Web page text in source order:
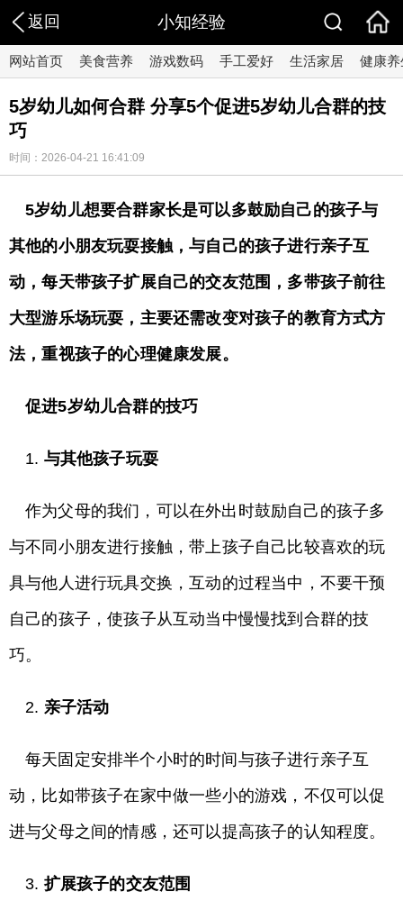
返回 小知经验
网站首页 美食营养 游戏数码 手工爱好 生活家居 健康养
5岁幼儿如何合群 分享5个促进5岁幼儿合群的技
巧
时间：2026-04-21 16:41:09
5岁幼儿想要合群家长是可以多鼓励自己的孩子与
其他的小朋友玩耍接触，与自己的孩子进行亲子互
动，每天带孩子扩展自己的交友范围，多带孩子前往
大型游乐场玩耍，主要还需改变对孩子的教育方式方
法，重视孩子的心理健康发展。
促进5岁幼儿合群的技巧
1. 与其他孩子玩耍
作为父母的我们，可以在外出时鼓励自己的孩子多
与不同小朋友进行接触，带上孩子自己比较喜欢的玩
具与他人进行玩具交换，互动的过程当中，不要干预
自己的孩子，使孩子从互动当中慢慢找到合群的技
巧。
2. 亲子活动
每天固定安排半个小时的时间与孩子进行亲子互
动，比如带孩子在家中做一些小的游戏，不仅可以促
进与父母之间的情感，还可以提高孩子的认知程度。
3. 扩展孩子的交友范围